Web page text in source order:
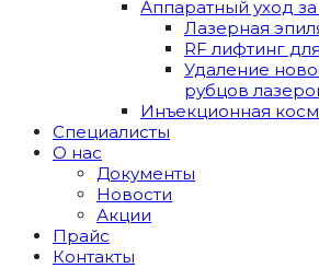
Аппаратный уход
Лазерная
RF лифтинг
Удаление
рубцов
Инъекционная
Специалисты
О нас
Документы
Новости
Акции
Прайс
Контакты